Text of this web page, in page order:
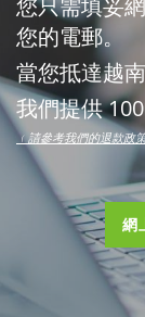
您的電郵。
當您抵達越
我們提供
﹙請參考我們的退款政
網